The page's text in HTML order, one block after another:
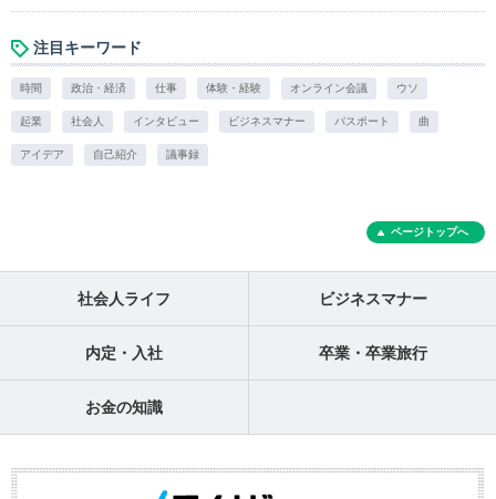
注目キーワード
時間 政治・経済 仕事 体験・経験 オンライン会議 ウソ
起業 社会人 インタビュー ビジネスマナー パスポート 曲
アイデア 自己紹介 議事録
ページトップへ
社会人ライフ ビジネスマナー
内定・入社 卒業・卒業旅行
お金の知識